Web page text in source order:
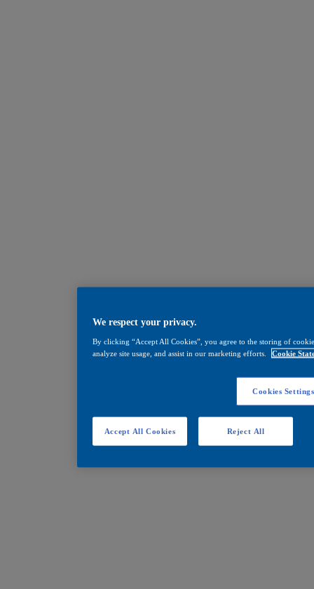
We respect your privacy.
By clicking “Accept All Cookies”, you agree to the storing of
analyze site usage, and assist in our marketing efforts.
Cookie
Cookies Settings
Reject All
Accept All Cookies